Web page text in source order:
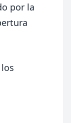
por la